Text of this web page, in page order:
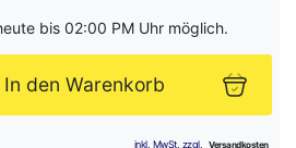
bis 02:00 PM Uhr möglich.
In den Warenkorb